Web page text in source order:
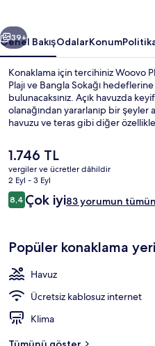
Sonraki
39+
Genel BakışOdalarKonum
Konaklama için tercihiniz Woovo
Plajı ve Bangla Sokağı
bulunacaksınız. Açık havuzda
olanağından yararlanıp bir şeyler
havuzu ve teras gibi diğer
Şu
anki
fiyat
1.746 TL
1.746 TL
vergiler ve ücretler dâhildir
2 Eyl - 3 Eyl
Yorumlar
8,48,4/10
Çok iyi83 yorumun
Popüler konaklama
Havuz
Ücretsiz kablosuz internet
Klima